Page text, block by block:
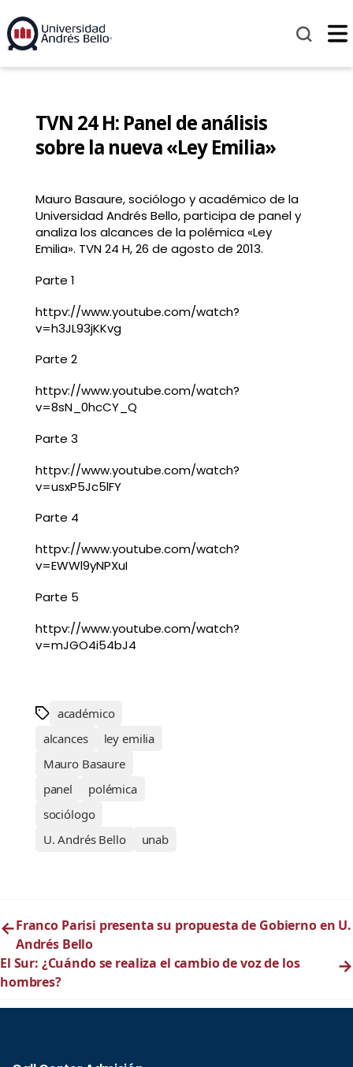
TVN 24 H: Panel de análisis
sobre la nueva «Ley Emilia»
Mauro Basaure, sociólogo y académico de la
Universidad Andrés Bello, participa de panel y
analiza los alcances de la polémica «Ley
Emilia». TVN 24 H, 26 de agosto de 2013.
Parte 1
httpv://www.youtube.com/watch?
v=h3JL93jKKvg
Parte 2
httpv://www.youtube.com/watch?
v=8sN_0hcCY_Q
Parte 3
httpv://www.youtube.com/watch?
v=usxP5Jc5lFY
Parte 4
httpv://www.youtube.com/watch?
v=EWWl9yNPXuI
Parte 5
httpv://www.youtube.com/watch?
v=mJGO4i54bJ4
académico
alcances
ley emilia
Mauro Basaure
panel
polémica
sociólogo
U. Andrés Bello
unab
←Franco Parisi presenta su propuesta de Gobierno en U.
Andrés Bello
El Sur: ¿Cuándo se realiza el cambio de voz de los
hombres?
→